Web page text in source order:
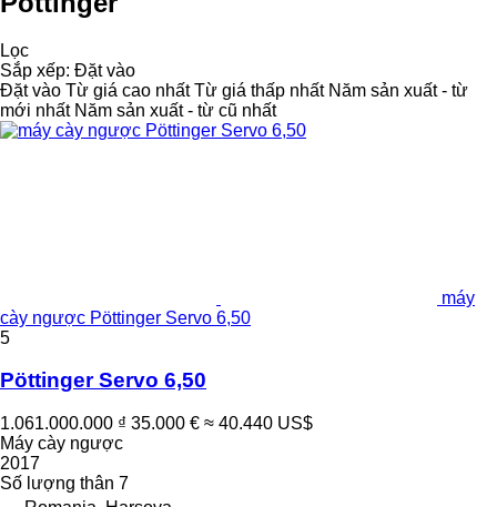
Lọc
Sắp xếp: Đặt vào
Đặt vào Từ giá cao nhất Từ giá thấp nhất Năm sản xuất - từ
mới nhất Năm sản xuất - từ cũ nhất
máy
cày ngược Pöttinger Servo 6,50
5
Pöttinger Servo 6,50
1.061.000.000 ₫ 35.000 € ≈ 40.440 US$
Máy cày ngược
2017
Số lượng thân 7